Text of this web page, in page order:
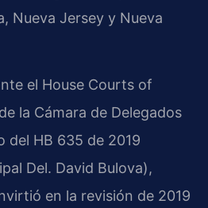
Nueva Jersey y Nueva
el House Courts of
la Cámara de Delegados
del HB 635 de 2019
Del. David Bulova),
en la revisión de 2019